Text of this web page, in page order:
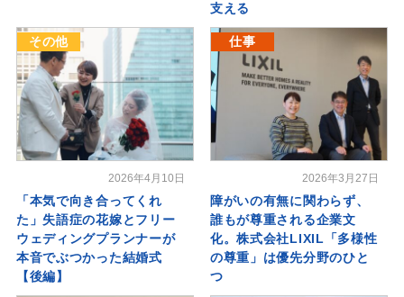
支える
その他
2026年4月10日
「本気で向き合ってくれ
た」失語症の花嫁とフリー
ウェディングプランナーが
本音でぶつかった結婚式
【後編】
仕事
2026年3月27日
障がいの有無に関わらず、
誰もが尊重される企業文
化。株式会社LIXIL「多様性
の尊重」は優先分野のひと
つ